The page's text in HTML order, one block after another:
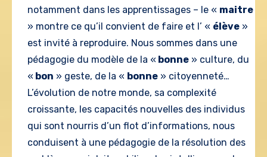
notamment dans les apprentissages – le « maitre
» montre ce qu’il convient de faire et l’ « élève»
est invité à reproduire. Nous sommes dans une
pédagogie du modèle de la « bonne» culture, du
« bon » geste, de la « bonne» citoyenneté…
L’évolution de notre monde, sa complexité
croissante, les capacités nouvelles des individus
qui sont nourris d’un flot d’informations, nous
conduisent à une pédagogie de la résolution des